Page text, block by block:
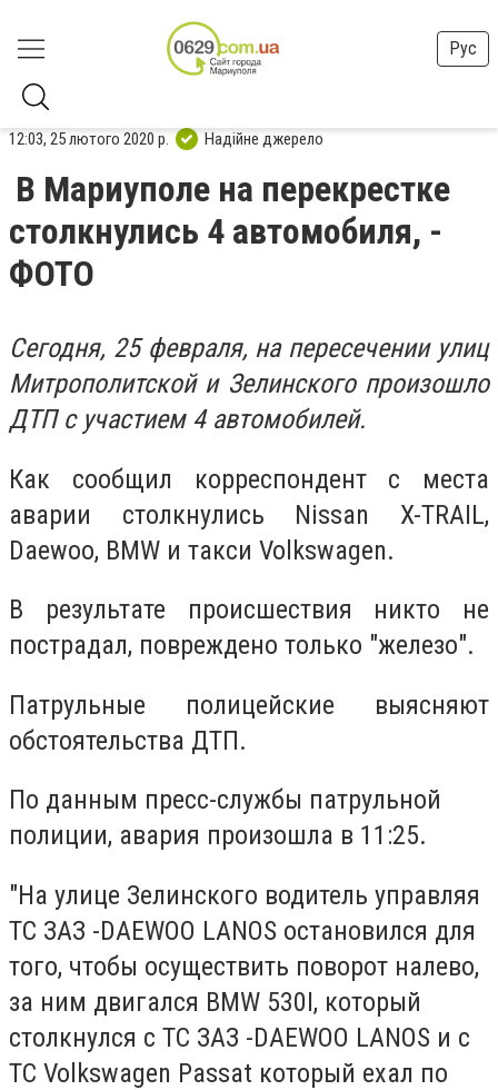
Рус
12:03, 25 лютого 2020 р. Надійне джерело
В Мариуполе на перекрестке
столкнулись 4 автомобиля, -
ФОТО
Сегодня, 25 февраля, на пересечении улиц
Митрополитской и Зелинского произошло
ДТП с участием 4 автомобилей.
Как сообщил корреспондент с места
аварии столкнулись Nissan X-TRAIL,
Daewoo, BMW и такси Volkswagen.
В результате происшествия никто не
пострадал, повреждено только "железо".
Патрульные полицейские выясняют
обстоятельства ДТП.
По данным пресс-службы патрульной
полиции, авария произошла в 11:25.
"На улице Зелинского водитель управляя
ТС ЗАЗ -DAEWOO LANOS остановился для
того, чтобы осуществить поворот налево,
за ним двигался ВMW 530I, который
столкнулся с ТС ЗАЗ -DAEWOO LANOS и с
ТС Volkswagen Passat который ехал по